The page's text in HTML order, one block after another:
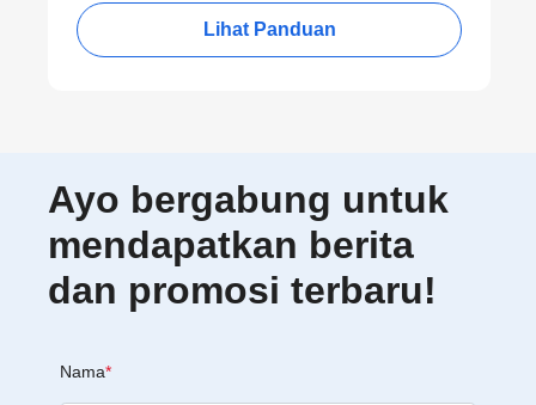
Lihat Panduan
Ayo bergabung untuk
mendapatkan berita
dan promosi terbaru!
Nama*